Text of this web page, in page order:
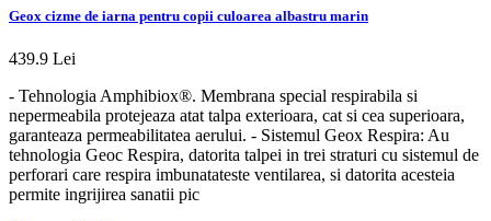
Geox cizme de iarna pentru copii culoarea albastru marin
439.9 Lei
- Tehnologia Amphibiox®. Membrana special respirabila si
nepermeabila protejeaza atat talpa exterioara, cat si cea superioara,
garanteaza permeabilitatea aerului. - Sistemul Geox Respira: Au
tehnologia Geoc Respira, datorita talpei in trei straturi cu sistemul de
perforari care respira imbunatateste ventilarea, si datorita acesteia
permite ingrijirea sanatii pic